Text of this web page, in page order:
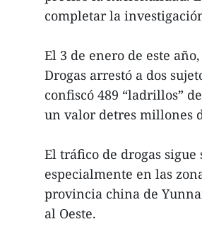
completar la
El 3 de enero de este
Drogas arrestó a dos
confiscó 489 “ladrillos”
un valor detres millones
El tráfico de drogas
especialmente en las
provincia china de
al Oeste.